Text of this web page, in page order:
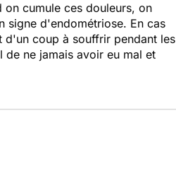
cumule ces douleurs, on
signe d'endométriose. En cas
d'un coup à souffrir pendant les
ne jamais avoir eu mal et